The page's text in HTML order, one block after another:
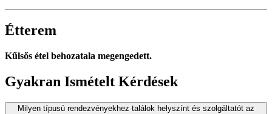
Étterem
Kűlsős étel behozatala megengedett.
Gyakran Ismételt Kérdések
Milyen típusú rendezvényekhez találok helyszínt és szolgáltatót az